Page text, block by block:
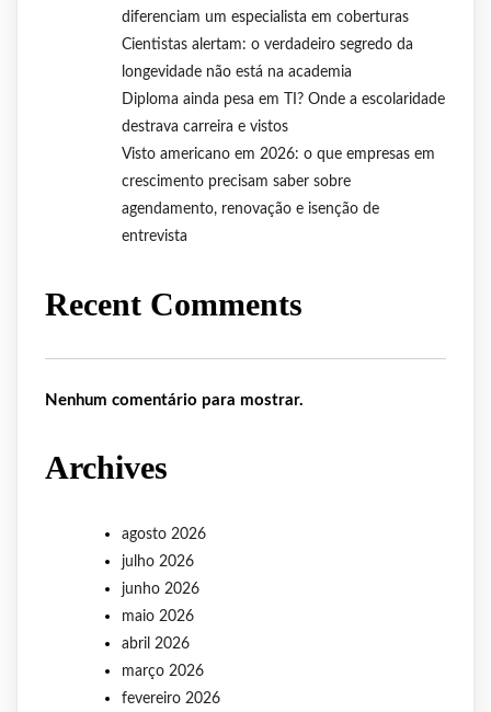
diferenciam um especialista em coberturas
Cientistas alertam: o verdadeiro segredo da
longevidade não está na academia
Diploma ainda pesa em TI? Onde a escolaridade
destrava carreira e vistos
Visto americano em 2026: o que empresas em
crescimento precisam saber sobre
agendamento, renovação e isenção de
entrevista
Recent Comments
Nenhum comentário para mostrar.
Archives
agosto 2026
julho 2026
junho 2026
maio 2026
abril 2026
março 2026
fevereiro 2026